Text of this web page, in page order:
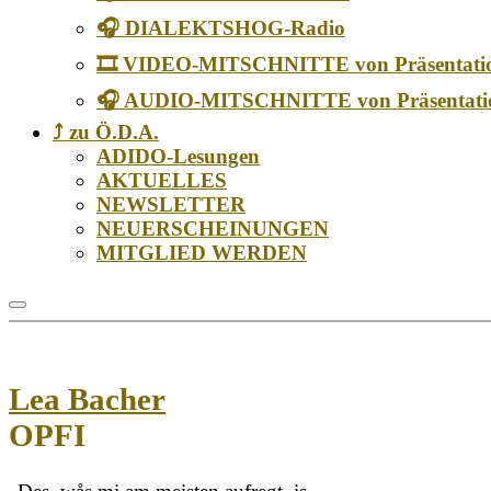
🎧 DIALEKTSHOG-Radio
🎞️ VIDEO-MITSCHNITTE von
🎧 AUDIO-MITSCHNITTE von
⤴️ zu Ö.D.A.
ADIDO-Lesungen
AKTUELLES
NEWSLETTER
NEUERSCHEINUNGEN
MITGLIED WERDEN
Lea Bacher
OPFI